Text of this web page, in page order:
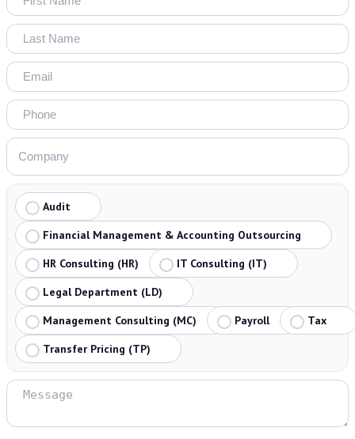
Audit
Financial Management & Accounting Outsourcing
HR Consulting (HR)
IT Consulting (IT)
Legal Department (LD)
Management Consulting (MC)
Payroll
Tax
Transfer Pricing (TP)